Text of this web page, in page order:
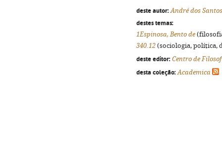
deste autor: André dos
destes temas:
1Espinosa, Bento de
340.12 (sociologia, política,
deste editor: Centro de
desta coleção: Academica